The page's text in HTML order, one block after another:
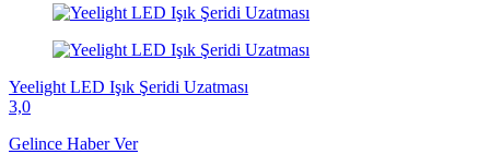
Yeelight LED Işık Şeridi Uzatması
3,0
Gelince Haber Ver